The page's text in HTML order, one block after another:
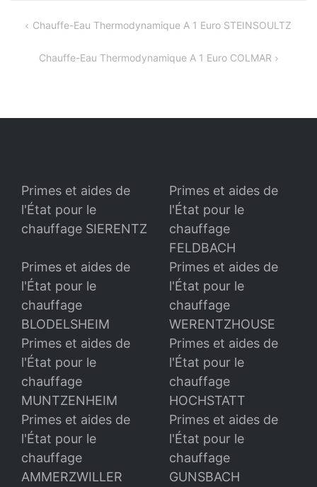
Navigation
Chauffe-Eau Thermodynamique A 1 Euro STEINSOULTZ
Chauffe-Eau Thermodynamique A 1 Euro COLMAR
Primes et aides de
l'État pour le
chauffage SIERENTZ
Primes et aides de
l'État pour le
chauffage
FELDBACH
Primes et aides de
l'État pour le
chauffage
BLODELSHEIM
Primes et aides de
l'État pour le
chauffage
WERENTZHOUSE
Primes et aides de
l'État pour le
chauffage
MUNTZENHEIM
Primes et aides de
l'État pour le
chauffage
HOCHSTATT
Primes et aides de
l'État pour le
chauffage
AMMERZWILLER
Primes et aides de
l'État pour le
chauffage
GUNSBACH